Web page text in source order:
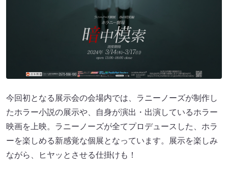
今回初となる展示会の会場内では、ラニーノーズが制作し
たホラー小説の展示や、自身が演出・出演しているホラー
映画を上映。ラニーノーズが全てプロデュースした、ホラ
ーを楽しめる新感覚な個展となっています。展示を楽しみ
ながら、ヒヤッとさせる仕掛けも！